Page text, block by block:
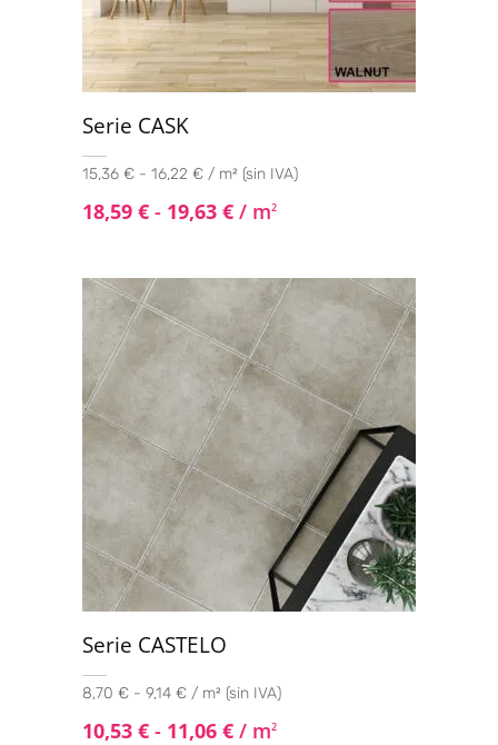
Tangram 30x30(1)
Serie CASK
15,36 € - 16,22 € / m² (sin IVA)
18,59 € - 19,63 € / m2
Serie CASTELO
8,70 € - 9,14 € / m² (sin IVA)
10,53 € - 11,06 € / m2